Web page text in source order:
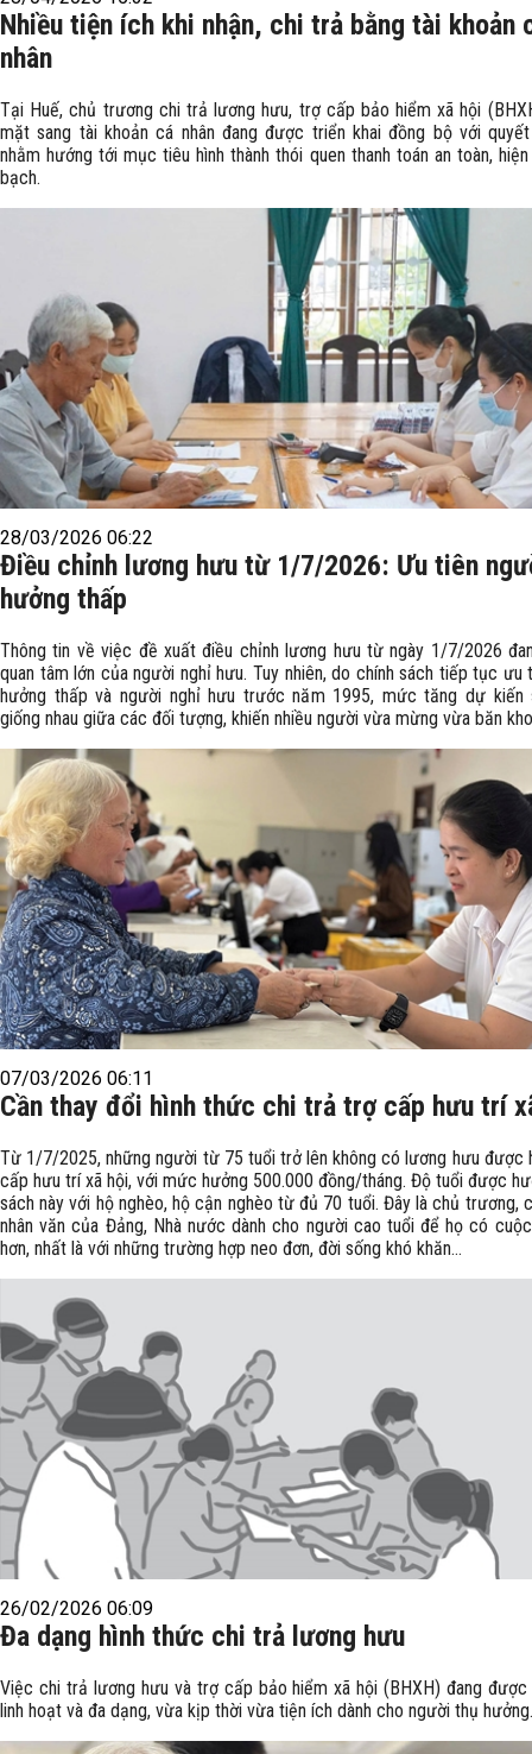
Nhiều tiện ích khi nhận, chi trả bằng tài khoản
nhân
Tại Huế, chủ trương chi trả lương hưu, trợ cấp bảo hiểm xã hội
mặt sang tài khoản cá nhân đang được triển khai đồng bộ với
nhằm hướng tới mục tiêu hình thành thói quen thanh toán an toàn,
bạch.
28/03/2026 06:22
Điều chỉnh lương hưu từ 1/7/2026: Ưu tiên
hưởng thấp
Thông tin về việc đề xuất điều chỉnh lương hưu từ ngày 1/7/2026
quan tâm lớn của người nghỉ hưu. Tuy nhiên, do chính sách tiếp tục ưu
hưởng thấp và người nghỉ hưu trước năm 1995, mức tăng dự kiến
giống nhau giữa các đối tượng, khiến nhiều người vừa mừng vừa băn
07/03/2026 06:11
Cần thay đổi hình thức chi trả trợ cấp hưu trí
Từ 1/7/2025, những người từ 75 tuổi trở lên không có lương hưu được
cấp hưu trí xã hội, với mức hưởng 500.000 đồng/tháng. Độ tuổi được
sách này với hộ nghèo, hộ cận nghèo từ đủ 70 tuổi. Đây là chủ trương,
nhân văn của Đảng, Nhà nước dành cho người cao tuổi để họ có
hơn, nhất là với những trường hợp neo đơn, đời sống khó khăn…
26/02/2026 06:09
Đa dạng hình thức chi trả lương hưu
Việc chi trả lương hưu và trợ cấp bảo hiểm xã hội (BHXH) đang được
linh hoạt và đa dạng, vừa kịp thời vừa tiện ích dành cho người thụ hưởng.